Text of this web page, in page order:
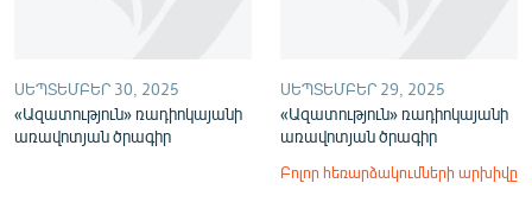
ՍԵՊՏԵՄԲԵՐ 30, 2025
«Ազատություն» ռադիոկայանի
առավոտյան ծրագիր
ՍԵՊՏԵՄԲԵՐ 29, 2025
«Ազատություն» ռադիոկայանի
առավոտյան ծրագիր
Բոլոր հեռարձակումների արխիվը